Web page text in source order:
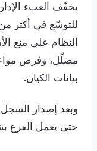
يخفّف العبء
للتوسّع في أكثر
النظام على منع
مضلّل، وفرض
بيانات الكيان.
وبعد إصدار السجل
حتى يعمل الفرع